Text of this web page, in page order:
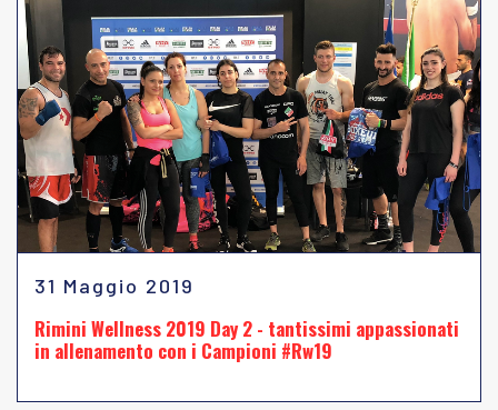
31 Maggio 2019
Rimini Wellness 2019 Day 2 - tantissimi appassionati
in allenamento con i Campioni #Rw19